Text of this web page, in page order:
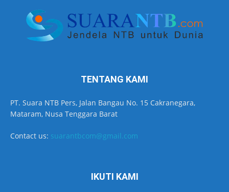
TENTANG KAMI
PT. Suara NTB Pers, Jalan Bangau No. 15 Cakranegara,
Mataram, Nusa Tenggara Barat
Contact us: suarantbcom@gmail.com
IKUTI KAMI